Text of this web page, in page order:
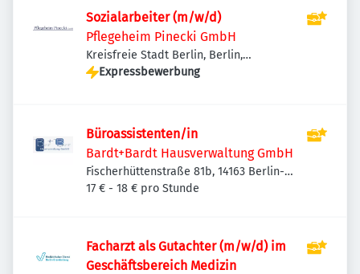
Sozialarbeiter (m/w/d)
Pflegeheim Pinecki GmbH
Kreisfreie Stadt Berlin, Berlin,
Deutschland
Expressbewerbung
Büroassistenten/in
Bardt+Bardt Hausverwaltung GmbH
Fischerhüttenstraße 81b, 14163 Berlin-
Bezirk Steglitz-Zehlendorf, Deutschland
17 € - 18 € pro Stunde
Facharzt als Gutachter (m/w/d) im
Geschäftsbereich Medizin